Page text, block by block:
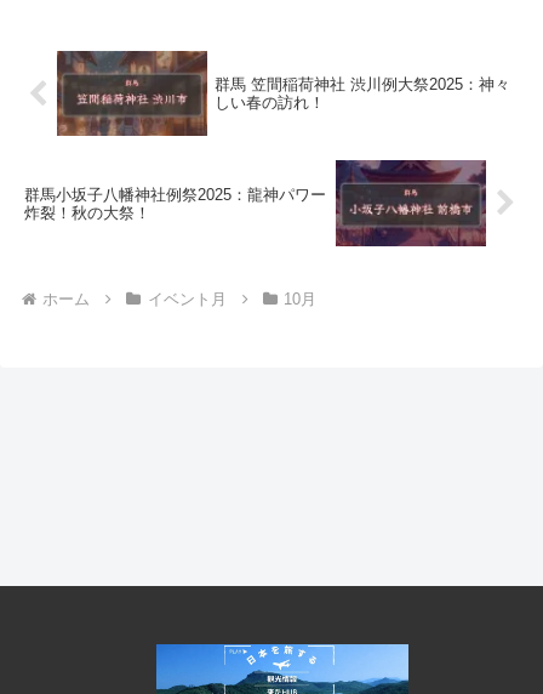
群馬 笠間稲荷神社 渋川例大祭2025：神々
しい春の訪れ！
群馬小坂子八幡神社例祭2025：龍神パワー
炸裂！秋の大祭！
ホーム イベント月 10月